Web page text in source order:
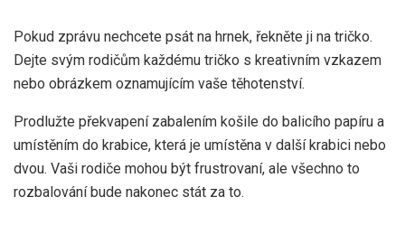
Pokud zprávu nechcete psát na hrnek, řekněte ji na tričko.
Dejte svým rodičům každému tričko s kreativním vzkazem
nebo obrázkem oznamujícím vaše těhotenství.
Prodlužte překvapení zabalením košile do balicího papíru a
umístěním do krabice, která je umístěna v další krabici nebo
dvou. Vaši rodiče mohou být frustrovaní, ale všechno to
rozbalování bude nakonec stát za to.